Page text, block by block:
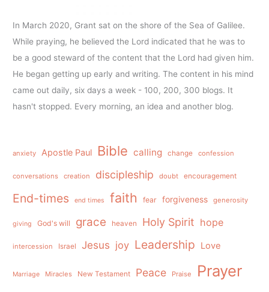
In March 2020, Grant sat on the shore of the Sea of Galilee.
While praying, he believed the Lord indicated that he was to
be a good steward of the content that the Lord had given him.
He began getting up early and writing. The content in his mind
came out daily, six days a week - 100, 200, 300 blogs. It
hasn't stopped. Every morning, an idea and another blog.
anxiety Apostle Paul Bible calling change confession
conversations creation discipleship doubt encouragement
End-times end times faith fear forgiveness generosity
giving God's will grace heaven Holy Spirit hope
intercession Israel Jesus joy Leadership Love
Marriage Miracles New Testament Peace Praise Prayer